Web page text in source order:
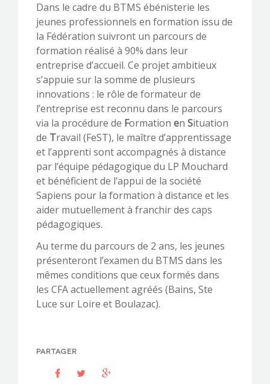
Dans le cadre du BTMS ébénisterie les
jeunes professionnels en formation issu de
la Fédération suivront un parcours de
formation réalisé à 90% dans leur
entreprise d’accueil. Ce projet ambitieux
s’appuie sur la somme de plusieurs
innovations : le rôle de formateur de
l’entreprise est reconnu dans le parcours
via la procédure de Formation en Situation
de Travail (FeST), le maître d’apprentissage
et l’apprenti sont accompagnés à distance
par l’équipe pédagogique du LP Mouchard
et bénéficient de l’appui de la société
Sapiens pour la formation à distance et les
aider mutuellement à franchir des caps
pédagogiques.
Au terme du parcours de 2 ans, les jeunes
présenteront l’examen du BTMS dans les
mêmes conditions que ceux formés dans
les CFA actuellement agréés (Bains, Ste
Luce sur Loire et Boulazac).
PARTAGER